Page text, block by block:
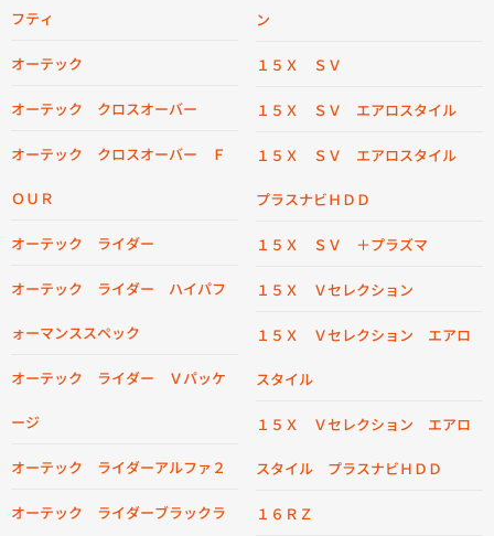
フティ
オーテック
オーテック クロスオーバー
オーテック クロスオーバー Ｆ
ＯＵＲ
オーテック ライダー
オーテック ライダー ハイパフ
ォーマンススペック
オーテック ライダー Ｖパッケ
ージ
オーテック ライダーアルファ２
オーテック ライダーブラックラ
ン
１５Ｘ ＳＶ
１５Ｘ ＳＶ エアロスタイル
１５Ｘ ＳＶ エアロスタイル
プラスナビＨＤＤ
１５Ｘ ＳＶ ＋プラズマ
１５Ｘ Ｖセレクション
１５Ｘ Ｖセレクション エアロ
スタイル
１５Ｘ Ｖセレクション エアロ
スタイル プラスナビＨＤＤ
１６ＲＺ